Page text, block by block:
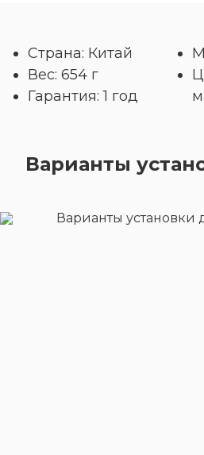
Страна: Китай
Вес: 654 г
Гарантия: 1 год
Варианты